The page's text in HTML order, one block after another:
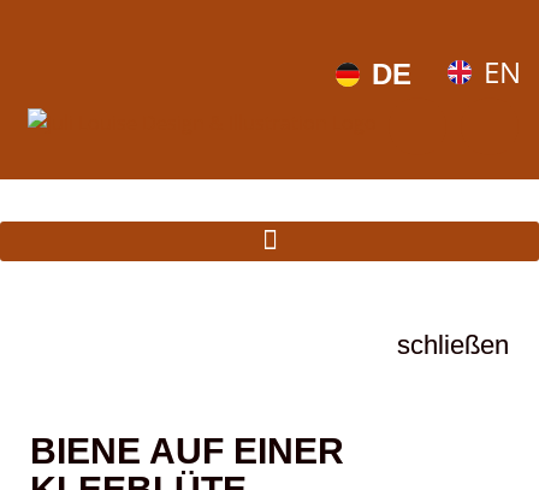
DE EN
schließen
BIENE AUF EINER